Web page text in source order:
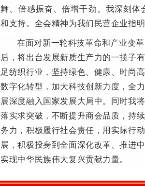
舞、倍感振奋、倍增干劲。我深刻
和支持。全会精神为我们民营企业指
在面对新一轮科技革命和产业变
后，将出台发展新质生产力的一揽子
足纺织行业，坚持绿色、健康、时尚
数字化转型，加大科技创新力度，全
展深度融入国家发展大局中。同时我
落实求突破，不断提升商会品质，持
务力，积极履行社会责任，用实际行
展，积极投身到全面深化改革、推进
实现中华民族伟大复兴贡献力量。